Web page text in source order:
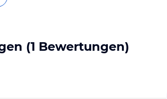
(1 Bewertungen)